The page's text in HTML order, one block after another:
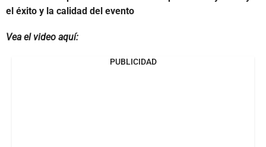
el éxito y la calidad del evento
Vea el video aquí:
PUBLICIDAD